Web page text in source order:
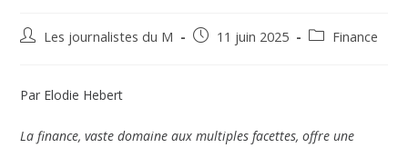
Les journalistes du M 11 juin 2025 Finance
Par Elodie Hebert
La finance, vaste domaine aux multiples facettes, offre une